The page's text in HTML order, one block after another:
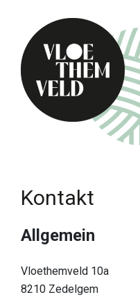
Zu erledigen
Führungen
Routen
Kunst in Vloethemveld
Kontakt
Allgemein
Vloethemveld 10a
8210 Zedelgem